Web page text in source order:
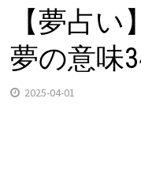
【夢占
夢の意味
2025-04-01